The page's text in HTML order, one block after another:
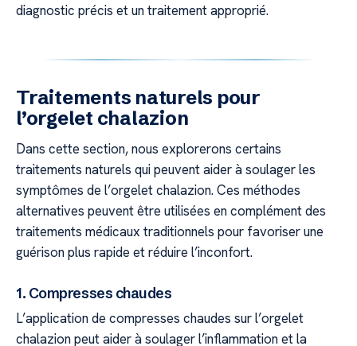
diagnostic précis et un traitement approprié.
Traitements naturels pour
l’orgelet chalazion
Dans cette section, nous explorerons certains
traitements naturels qui peuvent aider à soulager les
symptômes de l’orgelet chalazion. Ces méthodes
alternatives peuvent être utilisées en complément des
traitements médicaux traditionnels pour favoriser une
guérison plus rapide et réduire l’inconfort.
1. Compresses chaudes
L’application de compresses chaudes sur l’orgelet
chalazion peut aider à soulager l’inflammation et la